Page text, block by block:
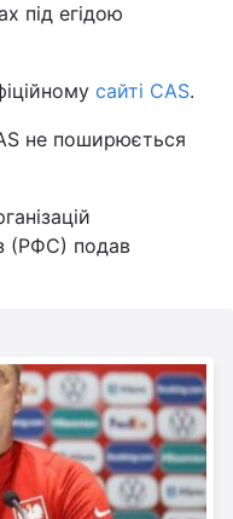
під егідою
сайті CAS.
не поширюється
(РФС) подав